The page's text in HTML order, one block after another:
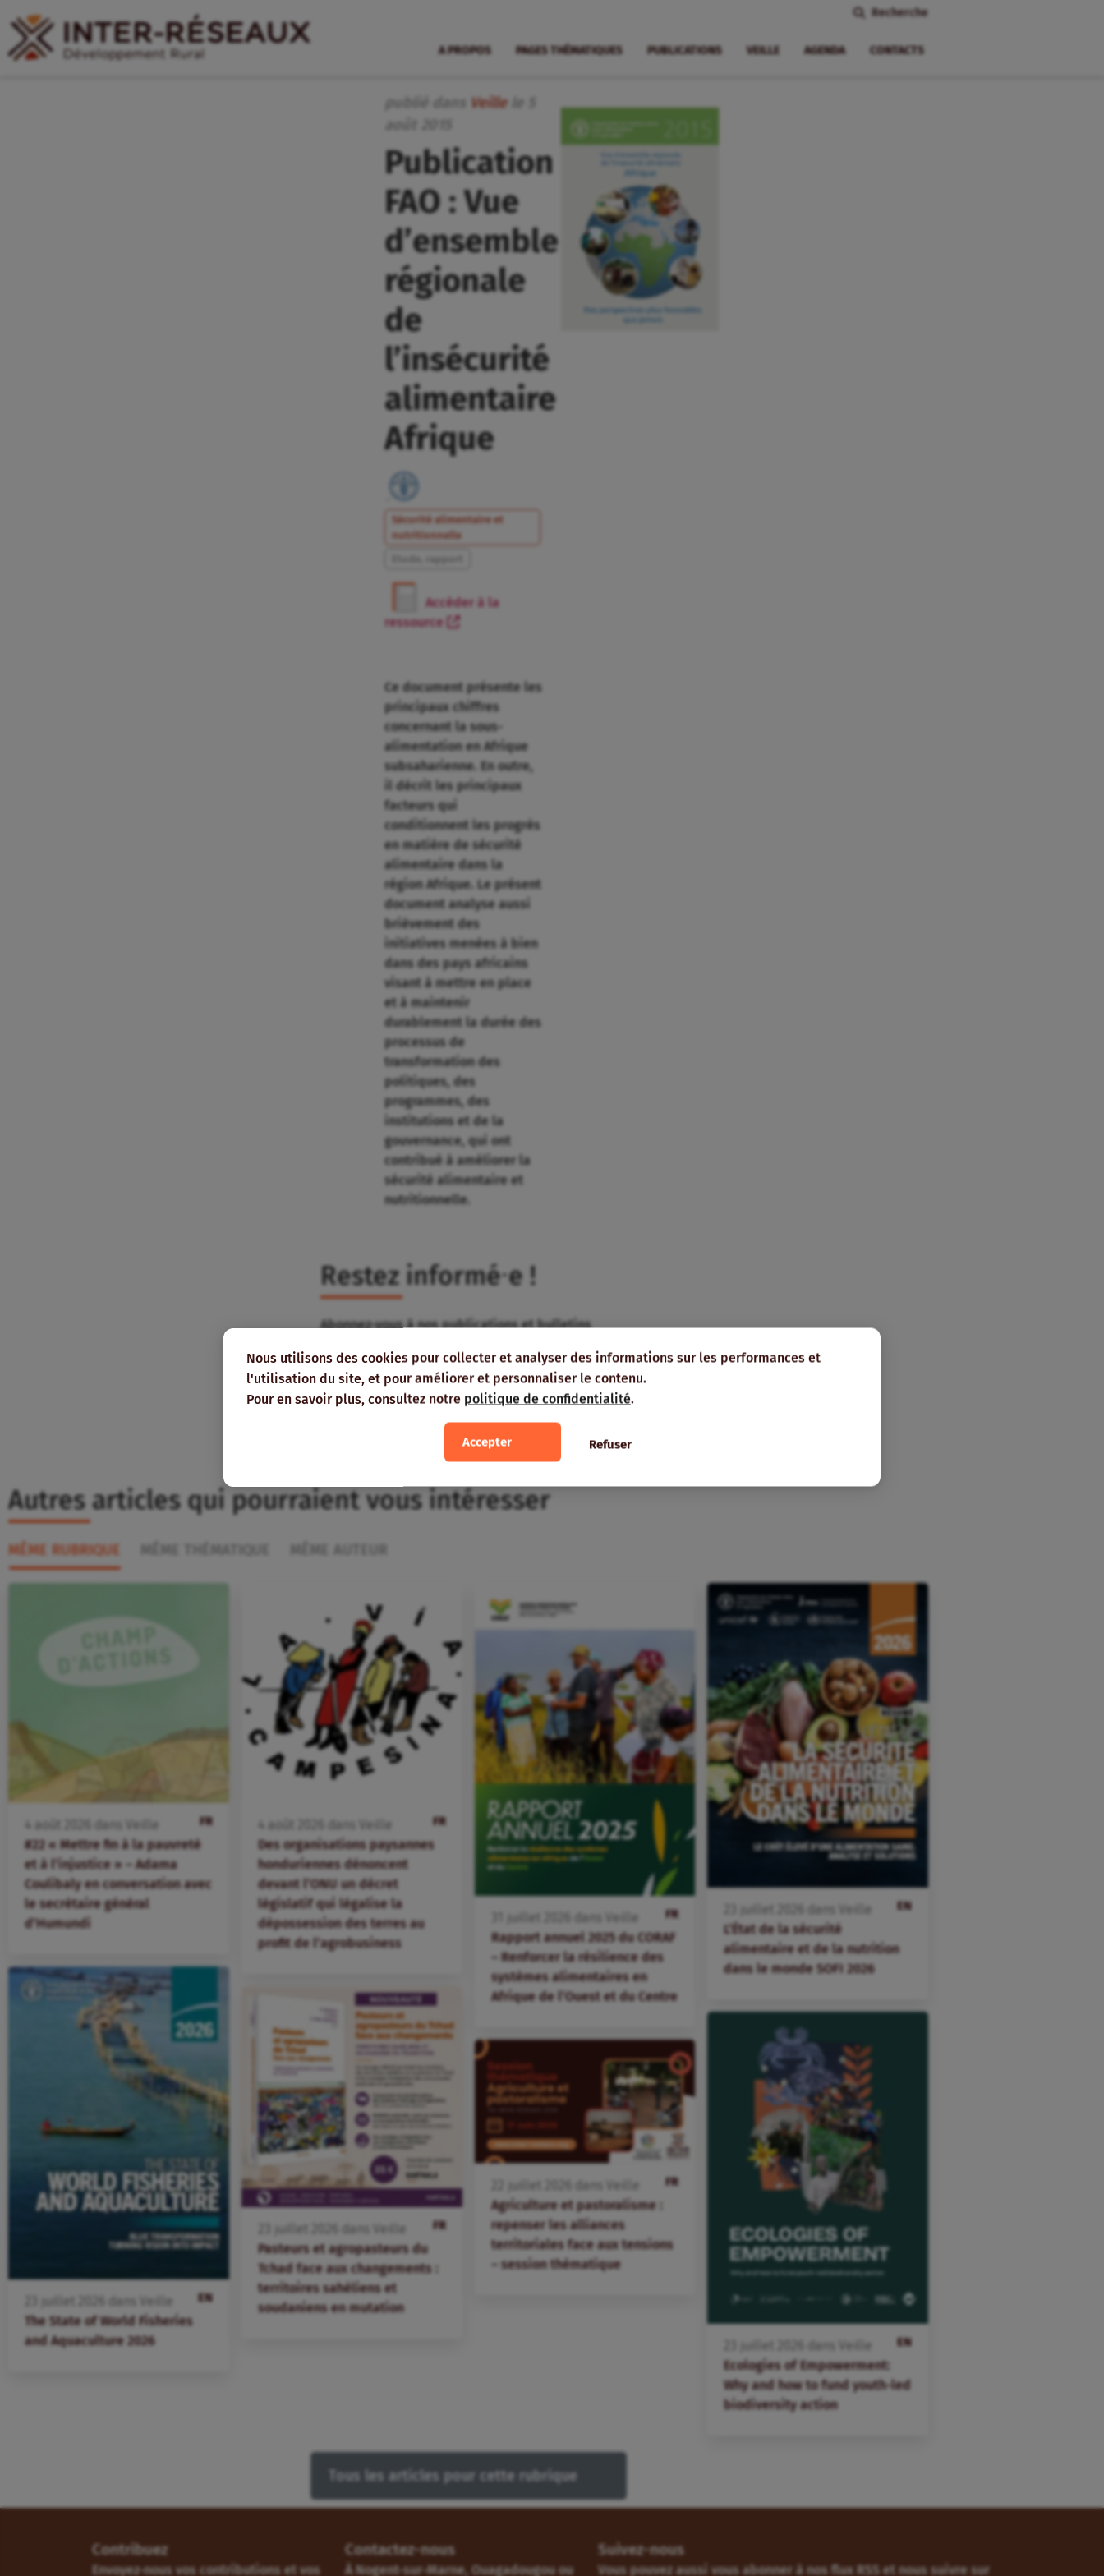
Nous utilisons des cookies pour collecter et analyser des informations sur les performances et
l'utilisation du site, et pour améliorer et personnaliser le contenu.
Pour en savoir plus, consultez notre politique de confidentialité.
Accepter Refuser
Recherche
A PROPOS PAGES THÉMATIQUES PUBLICATIONS VEILLE AGENDA CONTACTS
publié dans Veille le
août
Publication
FAO : Vue
d’ensemble
régionale
de
l’insécurité
alimentaire
Afrique
Sécurité alimentaire et
nutritionnelle
Accéder à la
ressource
Ce document présente les
principaux chiffres
concernant la sous-
alimentation en Afrique
subsaharienne. En outre,
il décrit les principaux
facteurs qui
conditionnent les progrès
en matière de sécurité
alimentaire dans la
région Afrique. Le présent
document analyse aussi
brièvement des
initiatives menées à bien
dans des pays africains
visant à mettre en place
et à maintenir
durablement la durée des
processus de
transformation des
politiques, des
programmes, des
institutions et de la
gouvernance, qui ont
contribué à améliorer la
sécurité alimentaire et
nutritionnelle.
Restez informé⸱e !
Abonnez-vous à nos publications et bulletins
mail.
Autres articles qui pourraient vous intéresser
MÊME RUBRIQUE MÊME THÉMATIQUE MÊME AUTEUR
FR
août dans
Veille
#22 « Mettre fin à la pauvreté
et à l’injustice » – Adama
Coulibaly en conversation avec
le secrétaire général
d’Humundi
FR
août dans
Veille
Des organisations paysannes
honduriennes dénoncent
devant l’ONU un décret
législatif qui légalise la
dépossession des terres au
profit de l’agrobusiness
FR
juillet dans
Veille
Rapport annuel 2025 du CORAF
– Renforcer la résilience des
systèmes alimentaires en
Afrique de l’Ouest et du Centre
EN
juillet dans
Veille
L’État de la sécurité
alimentaire et de la nutrition
dans le monde SOFI 2026
EN
juillet dans
Veille
The State of World Fisheries
and Aquaculture 2026
FR
juillet dans
Veille
Pasteurs et agropasteurs du
Tchad face aux changements :
territoires sahéliens et
soudaniens en mutation
EN
juillet dans
Veille
Ecologies of Empowerment:
Why and how to fund youth-led
biodiversity action
FR
juillet dans
Veille
Agriculture et pastoralisme :
repenser les alliances
territoriales face aux tensions
– session thématique
Tous les articles pour cette rubrique
Contribuez
Envoyez-nous vos contributions et vos
Contactez-nous
À Nogent-sur-Marne, Ouagadougou ou
Suivez-nous
Vous pouvez aussi vous abonner à nos flux RSS et nous suivre sur